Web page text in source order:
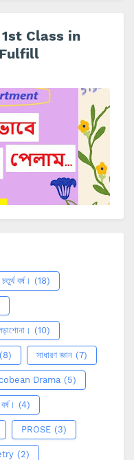
| 1st Class in
বর্ষ। (18)
(10)
(8) সাধারণ জ্ঞান (7)
Drama (5)
(4)
PROSE (3)
(2)